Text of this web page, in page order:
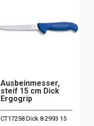
Ausbeinmesser,
steif 15 cm Dick
Ergogrip
CT17258 Dick 8 2993 15